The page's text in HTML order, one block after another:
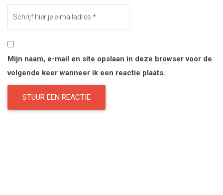
Mijn naam, e-mail en site opslaan in deze browser voor de
volgende keer wanneer ik een reactie plaats.